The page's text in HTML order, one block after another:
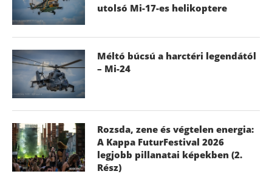
utolsó Mi-17-es helikoptere
Méltó búcsú a harctéri legendától
– Mi-24
Rozsda, zene és végtelen energia:
A Kappa FuturFestival 2026
legjobb pillanatai képekben (2.
Rész)